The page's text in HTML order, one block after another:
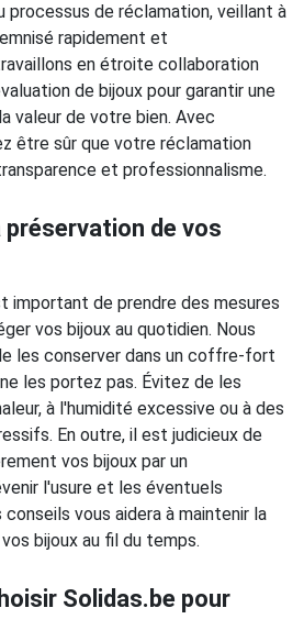
processus de réclamation, veillant à
rapidement et
en étroite collaboration
de bijoux pour garantir une
valeur de votre bien. Avec
être sûr que votre réclamation
et professionnalisme.
préservation de vos
important de prendre des mesures
vos bijoux au quotidien. Nous
les conserver dans un coffre-fort
les portez pas. Évitez de les
à l'humidité excessive ou à des
En outre, il est judicieux de
vos bijoux par un
l'usure et les éventuels
vous aidera à maintenir la
bijoux au fil du temps.
Solidas.be pour